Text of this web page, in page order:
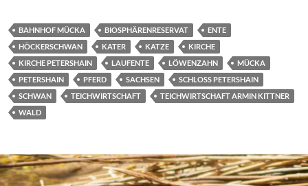
BAHNHOF MÜCKA BIOSPHÄRENRESERVAT
ENTE
HÖCKERSCHWAN
KATER KATZE
KIRCHE
KIRCHE PETERSHAIN
LAUFENTE LÖWENZAHN
MÜCKA
PETERSHAIN
PFERD SACHSEN
SCHLOSS PETERSHAIN
SCHWAN
TEICHWIRTSCHAFT
TEICHWIRTSCHAFT ARMIN KITTNER
WALD